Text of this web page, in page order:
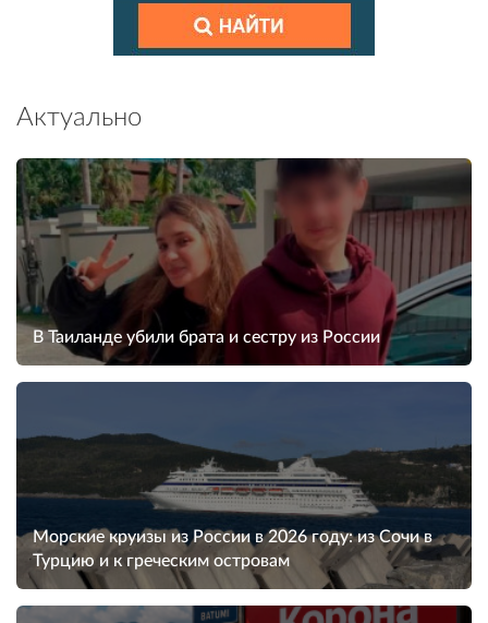
Актуально
В Таиланде убили брата и сестру из России
Морские круизы из России в 2026 году: из Сочи в
Турцию и к греческим островам